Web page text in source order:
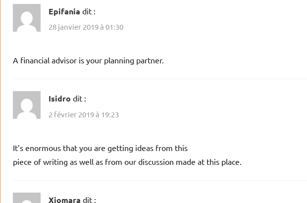
Epifania dit :
28 janvier 2019 à 01:30
A financial advisor is your planning partner.
Isidro dit :
2 février 2019 à 19:23
It’s enormous that you are getting ideas from this
piece of writing as well as from our discussion made at this place.
Xiomara dit :